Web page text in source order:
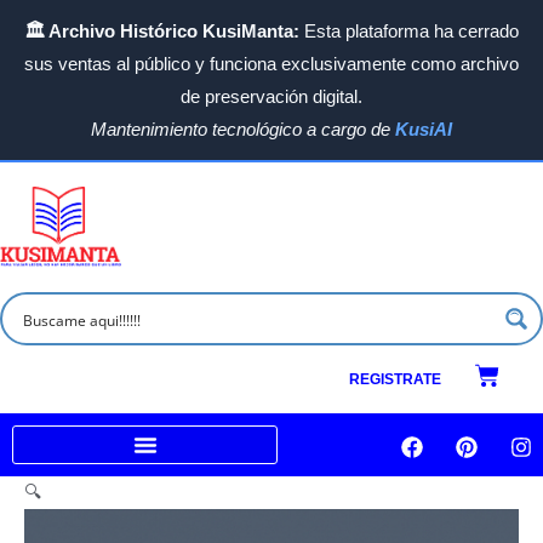
🏛️ Archivo Histórico KusiManta: Esta plataforma ha cerrado
sus ventas al público y funciona exclusivamente como archivo
de preservación digital.
Mantenimiento tecnológico a cargo de KusiAI
REGISTRATE
F
a
c
P
i
n
I
n
s
🔍